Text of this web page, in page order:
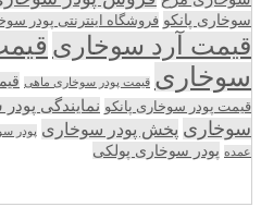
سوخاری پانکو فروشگاه اینترنتی پودر
قیمت آرد سوخاری
سوخاری قیمت پودر سوخاری ماهی
قیمت پودر سوخاری پانکو نمایندگی
سوخاری پخش پودر سوخاری پودر
عمده پودر سوخاری پولکی